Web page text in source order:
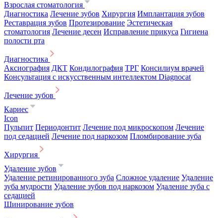
Взрослая стоматология
Диагностика Лечение зубов Хирургия Имплантация зубов
Реставрация зубов Протезирование Эстетическая
стоматология Лечение десен Исправление прикуса Гигиена
полости рта
Диагностика
Аксиография ДКТ Кондилография ТРГ Консилиум врачей
Консультация с искусственным интеллектом Diagnocat
Лечение зубов
Кариес
Icon
Пульпит Периодонтит Лечение под микроскопом Лечение
под седацией Лечение под наркозом Пломбирование зуба
Хирургия
Удаление зубов
Удаление ретинированного зуба Сложное удаление Удаление
зуба мудрости Удаление зубов под наркозом Удаление зуба с
седацией
Шинирование зубов